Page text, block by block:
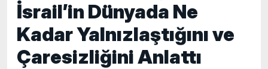
İsrail’in Dünyada Ne
Kadar Yalnızlaştığını ve
Çaresizliğini Anlattı